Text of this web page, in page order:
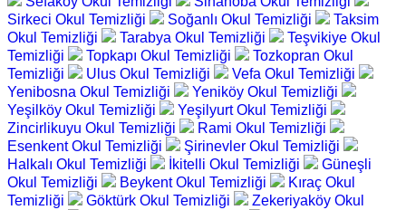
Sirkeci Okul Temizliği
Soğanlı Okul Temizliği
Taksim
Okul Temizliği
Tarabya Okul Temizliği
Teşvikiye Okul
Temizliği
Topkapı Okul Temizliği
Tozkopran Okul
Temizliği
Ulus Okul Temizliği
Vefa Okul Temizliği
Yenibosna Okul Temizliği
Yeniköy Okul Temizliği
Yeşilköy Okul Temizliği
Yeşilyurt Okul Temizliği
Zincirlikuyu Okul Temizliği
Rami Okul Temizliği
Esenkent Okul Temizliği
Şirinevler Okul Temizliği
Halkalı Okul Temizliği
İkitelli Okul Temizliği
Güneşli
Okul Temizliği
Beykent Okul Temizliği
Kıraç Okul
Temizliği
Göktürk Okul Temizliği
Zekeriyaköy Okul